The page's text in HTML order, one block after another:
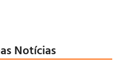
Notícias